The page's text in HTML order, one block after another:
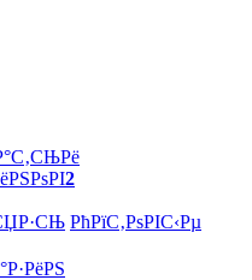
2
РћРїС‚РѕРІС‹Рµ